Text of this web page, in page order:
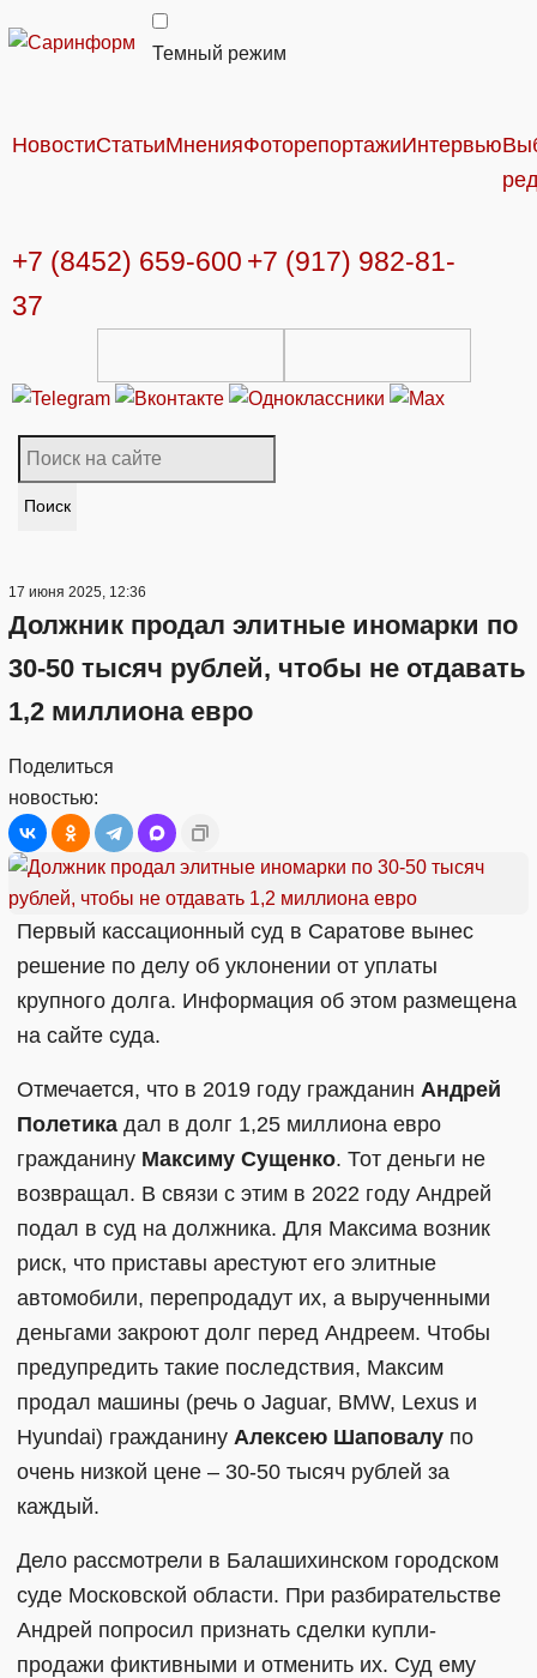
Темный режим
НовостиСтатьиМненияФоторепортажиИнтервью
+7 (8452) 659-600 +7 (917) 982-81-
37
Поиск
17 июня 2025, 12:36
Должник продал элитные иномарки по
30-50 тысяч рублей, чтобы не отдавать
1,2 миллиона евро
Поделиться
новостью:
Первый кассационный суд в Саратове вынес
решение по делу об уклонении от уплаты
крупного долга. Информация об этом размещена
на сайте суда.
Отмечается, что в 2019 году гражданин Андрей
Полетика дал в долг 1,25 миллиона евро
гражданину Максиму Сущенко. Тот деньги не
возвращал. В связи с этим в 2022 году Андрей
подал в суд на должника. Для Максима возник
риск, что приставы арестуют его элитные
автомобили, перепродадут их, а вырученными
деньгами закроют долг перед Андреем. Чтобы
предупредить такие последствия, Максим
продал машины (речь о Jaguar, BMW, Lexus и
Hyundai) гражданину Алексею Шаповалу по
очень низкой цене – 30-50 тысяч рублей за
каждый.
Дело рассмотрели в Балашихинском городском
суде Московской области. При разбирательстве
Андрей попросил признать сделки купли-
продажи фиктивными и отменить их. Суд ему